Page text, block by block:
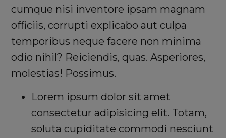
cumque nisi inventore ipsam magnam
officiis, corrupti explicabo aut culpa
temporibus neque facere non minima
odio nihil? Reiciendis, quas. Asperiores,
molestias! Possimus.
Lorem ipsum dolor sit amet
consectetur adipisicing elit. Totam,
soluta cupiditate commodi nesciunt